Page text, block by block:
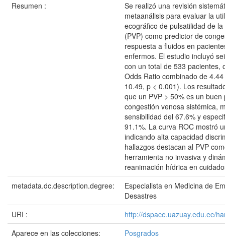
Resumen :
Se realizó una revisión
metaanálisis para evaluar la
ecográfico de pulsatilidad de
(PVP) como predictor de
respuesta a fluidos en
enfermos. El estudio incluyó
con un total de 533 pacientes,
Odds Ratio combinado de
10.49, p < 0.001). Los
que un PVP > 50% es un buen
congestión venosa sistémica,
sensibilidad del 67.6% y
91.1%. La curva ROC mostró
indicando alta capacidad
hallazgos destacan al PVP
herramienta no invasiva y
reanimación hídrica en
metadata.dc.description.degree:
Especialista en Medicina de
Desastres
URI :
http://dspace.uazuay.edu.ec/
Aparece en las colecciones:
Posgrados